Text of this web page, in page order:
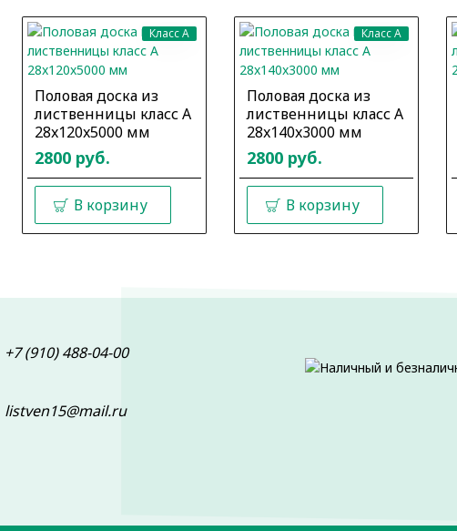
Класс A
Половая доска из
лиственницы класс А
28x120x5000 мм
2800 руб.
В корзину
Класс A
Половая доска из
лиственницы класс А
28x140x3000 мм
2800 руб.
В корзину
+7 (910) 488-04-00
listven15@mail.ru